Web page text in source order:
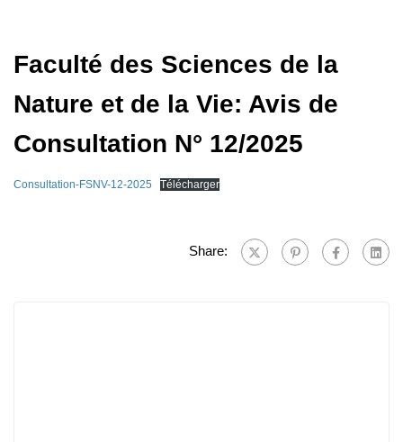
Faculté des Sciences de la
Nature et de la Vie: Avis de
Consultation N° 12/2025
Consultation-FSNV-12-2025 Télécharger
Share: